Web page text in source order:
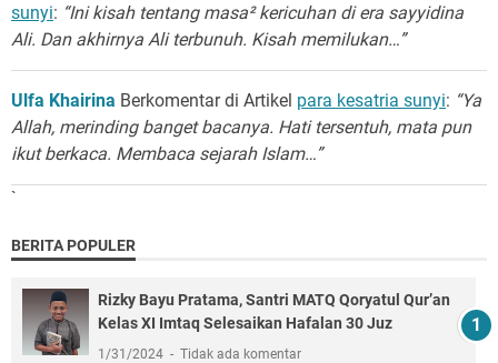
sunyi: “Ini kisah tentang masa² kericuhan di era sayyidina
Ali. Dan akhirnya Ali terbunuh. Kisah memilukan…”
Ulfa Khairina Berkomentar di Artikel para kesatria sunyi: “Ya
Allah, merinding banget bacanya. Hati tersentuh, mata pun
ikut berkaca. Membaca sejarah Islam…”
`
BERITA POPULER
Rizky Bayu Pratama, Santri MATQ Qoryatul Qur’an
Kelas XI Imtaq Selesaikan Hafalan 30 Juz
1/31/2024 Tidak ada komentar